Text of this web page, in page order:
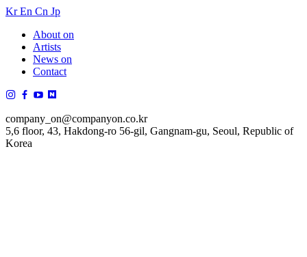
KrEn Cn Jp
About on
Artists
News on
Contact
company_on@companyon.co.kr
5,6 floor, 43, Hakdong-ro 56-gil, Gangnam-gu, Seoul, Republic of
Korea